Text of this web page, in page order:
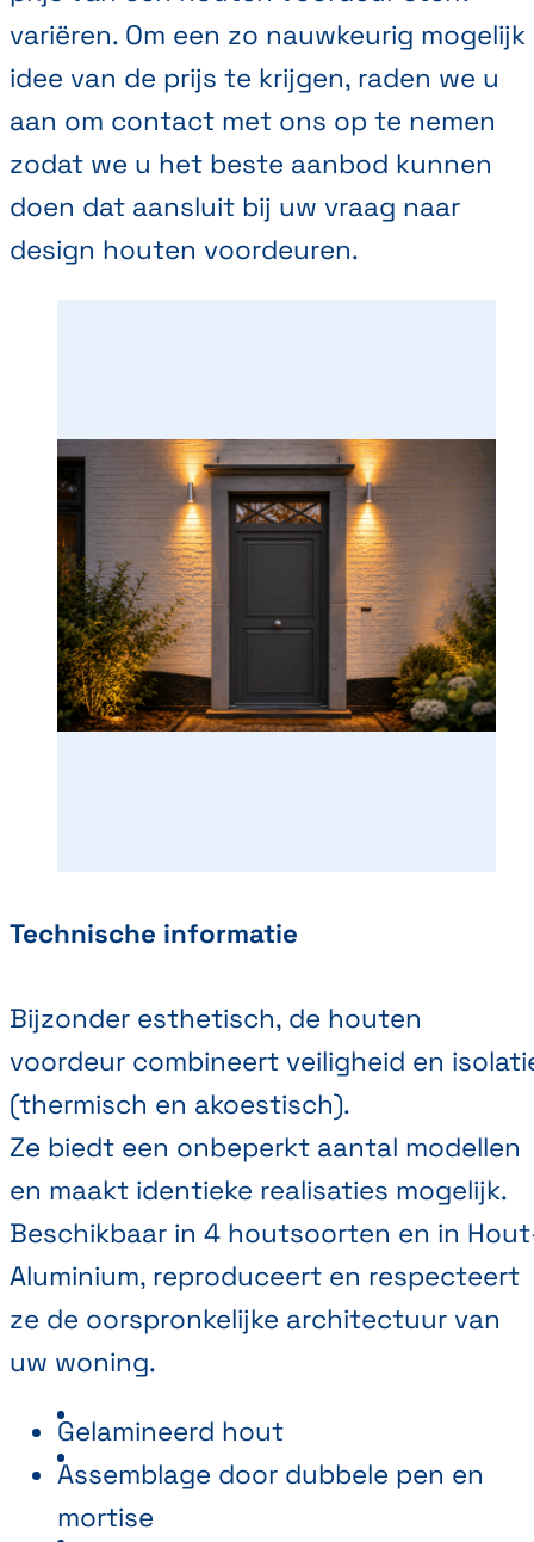
variëren. Om een zo nauwkeurig mogelijk
idee van de prijs te krijgen, raden we u
aan om contact met ons op te nemen
zodat we u het beste aanbod kunnen
doen dat aansluit bij uw vraag naar
design houten voordeuren.
Technische informatie
Bijzonder esthetisch, de houten
voordeur combineert veiligheid en
(thermisch en akoestisch).
Ze biedt een onbeperkt aantal modellen
en maakt identieke realisaties mogelijk.
Beschikbaar in 4 houtsoorten en in
Aluminium, reproduceert en respecteert
ze de oorspronkelijke architectuur van
uw woning.
Gelamineerd hout
Assemblage door dubbele pen en
mortise